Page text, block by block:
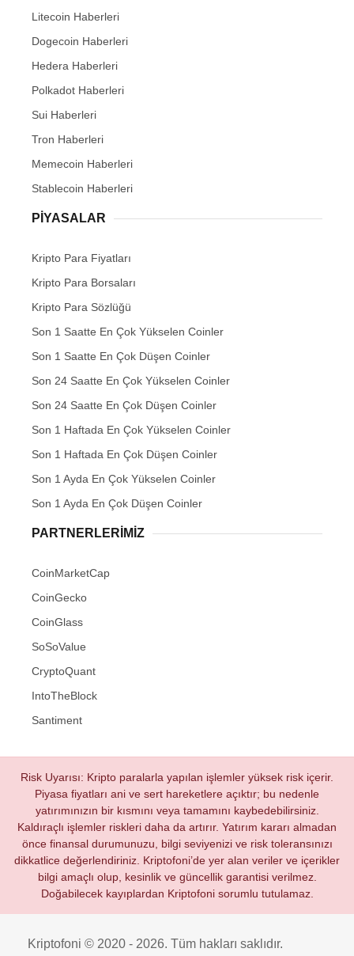
Litecoin Haberleri
Dogecoin Haberleri
Hedera Haberleri
Polkadot Haberleri
Sui Haberleri
Tron Haberleri
Memecoin Haberleri
Stablecoin Haberleri
PIYASALAR
Kripto Para Fiyatları
Kripto Para Borsaları
Kripto Para Sözlüğü
Son 1 Saatte En Çok Yükselen Coinler
Son 1 Saatte En Çok Düşen Coinler
Son 24 Saatte En Çok Yükselen Coinler
Son 24 Saatte En Çok Düşen Coinler
Son 1 Haftada En Çok Yükselen Coinler
Son 1 Haftada En Çok Düşen Coinler
Son 1 Ayda En Çok Yükselen Coinler
Son 1 Ayda En Çok Düşen Coinler
PARTNERLERIMIZ
CoinMarketCap
CoinGecko
CoinGlass
SoSoValue
CryptoQuant
IntoTheBlock
Santiment
Risk Uyarısı: Kripto paralarla yapılan işlemler yüksek risk içerir.
Piyasa fiyatları ani ve sert hareketlere açıktır; bu nedenle
yatırımınızın bir kısmını veya tamamını kaybedebilirsiniz.
Kaldıraçlı işlemler riskleri daha da artırır. Yatırım kararı almadan
önce finansal durumunuzu, bilgi seviyenizi ve risk toleransınızı
dikkatlice değerlendiriniz. Kriptofoni’de yer alan veriler ve içerikler
bilgi amaçlı olup, kesinlik ve güncellik garantisi verilmez.
Doğabilecek kayıplardan Kriptofoni sorumlu tutulamaz.
Kriptofoni © 2020 - 2026. Tüm hakları saklıdır.